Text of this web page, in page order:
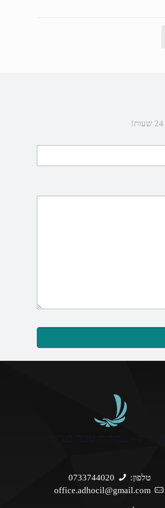
טלפון:
0733744020
office.adhocil@gmail.com